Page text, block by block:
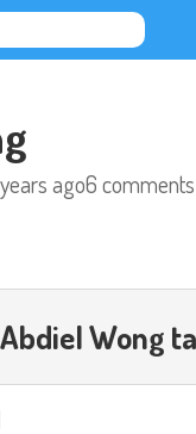
ago6 comments
Wong